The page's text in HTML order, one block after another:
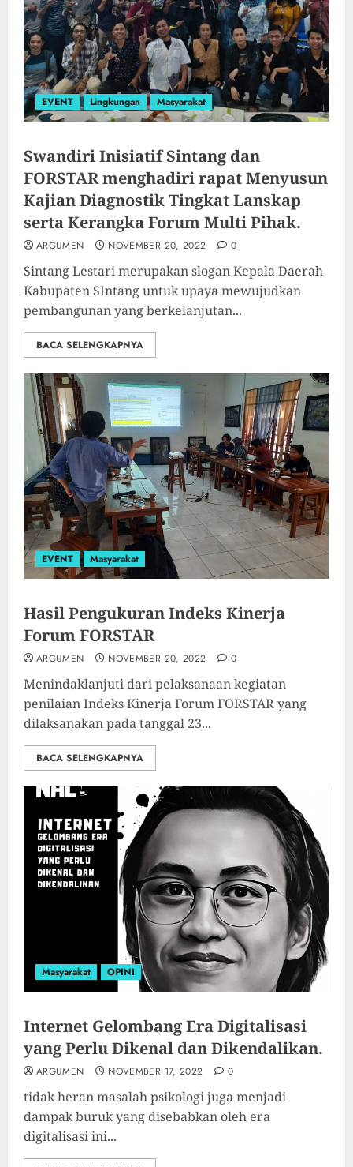
EVENT Lingkungan Masyarakat
Swandiri Inisiatif Sintang dan
FORSTAR menghadiri rapat Menyusun
Kajian Diagnostik Tingkat Lanskap
serta Kerangka Forum Multi Pihak.
ARGUMEN NOVEMBER 20, 2022 0
Sintang Lestari merupakan slogan Kepala Daerah
Kabupaten SIntang untuk upaya mewujudkan
pembangunan yang berkelanjutan...
BACA SELENGKAPNYA
EVENT Masyarakat
Hasil Pengukuran Indeks Kinerja
Forum FORSTAR
ARGUMEN NOVEMBER 20, 2022 0
Menindaklanjuti dari pelaksanaan kegiatan
penilaian Indeks Kinerja Forum FORSTAR yang
dilaksanakan pada tanggal 23...
BACA SELENGKAPNYA
Masyarakat OPINI
Internet Gelombang Era Digitalisasi
yang Perlu Dikenal dan Dikendalikan.
ARGUMEN NOVEMBER 17, 2022 0
tidak heran masalah psikologi juga menjadi
dampak buruk yang disebabkan oleh era
digitalisasi ini...